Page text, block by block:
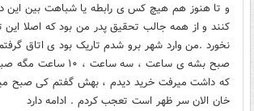
و تا هنوز هم هیچ کس ی رابطه یا شباهت بین این
کنند و از همه جالب تحقیق پدر من بود که اصلا
نخورد .من وارد شهر برو شدم تاریک بود ی اتاق
صبح بشه ی ساعت ، سه
که داشت میرفت خرید دیدم ، بهش گفتم کی صبح
خان الان سر ظهر است تعجب کردم . ادامه دارد